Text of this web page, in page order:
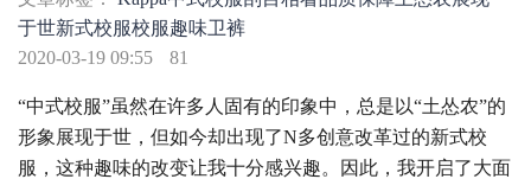
于世新式校服校服趣味卫裤
2020-03-19 09:55
81
“中式校服”虽然在许多人固有的印象中，总是以“土怂农”的
形象展现于世，但如今却出现了N多创意改革过的新式校
服，这种趣味的改变让我十分感兴趣。因此，我开启了大面